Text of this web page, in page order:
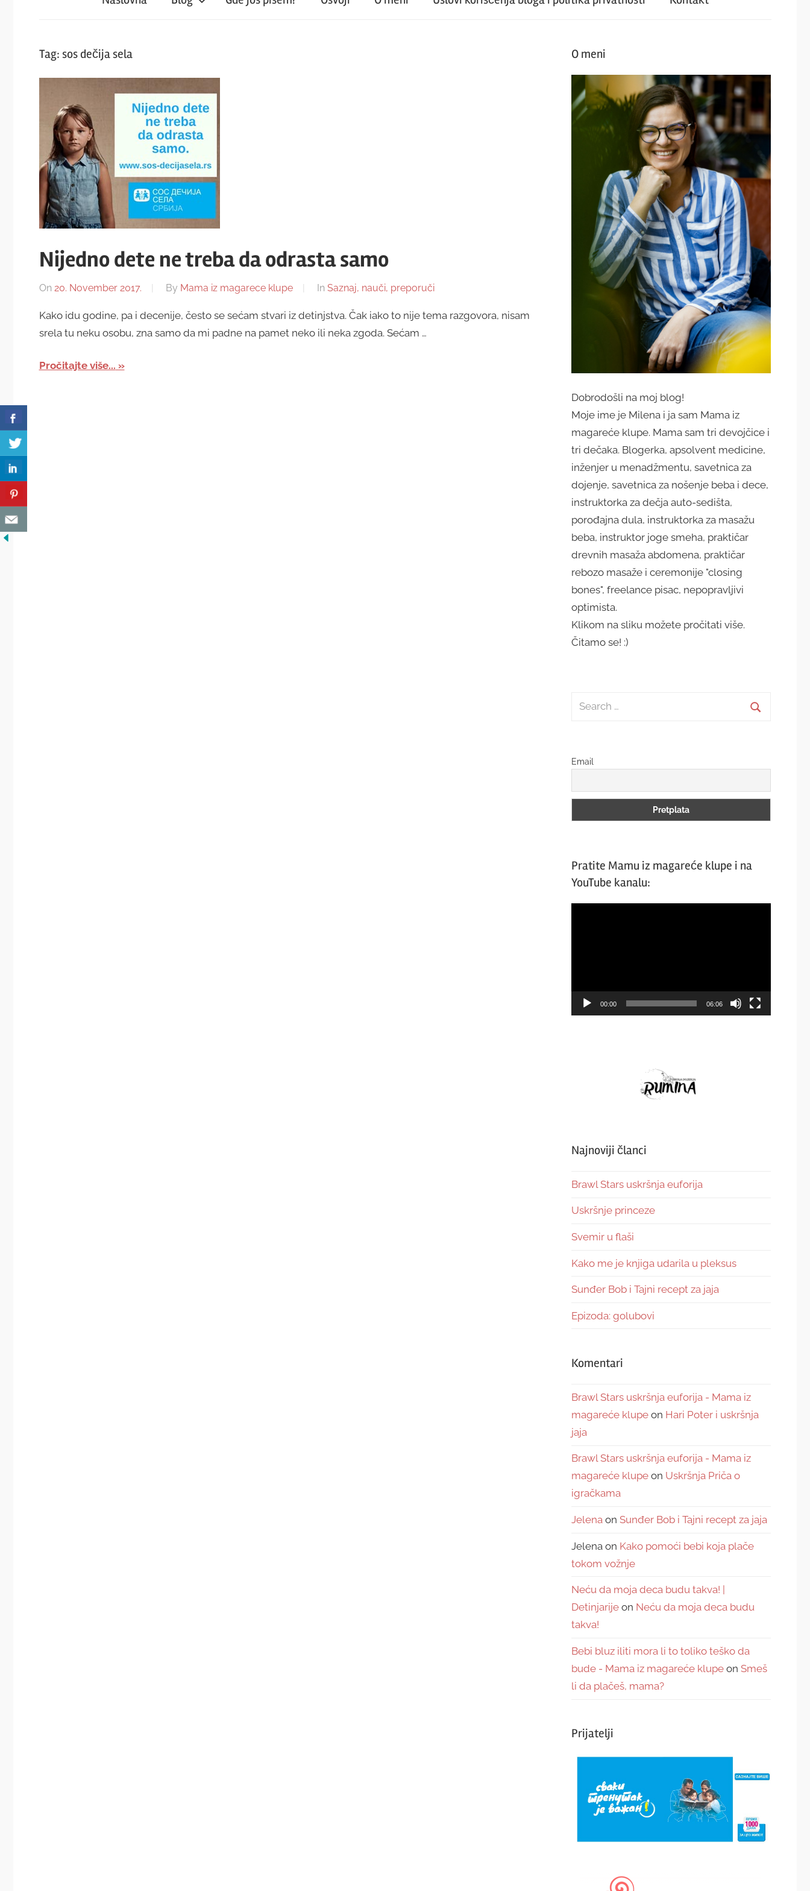
magareće
klupe
Tag: sos dečija sela
Nijedno dete ne treba da odrasta samo
On 20. November 2017. By Mama iz magarece klupe In Saznaj, nauči, preporuči
Kako idu godine, pa i decenije, često se sećam stvari iz detinjstva. Čak iako to nije tema razgovora, nisam
srela tu neku osobu, zna samo da mi padne na pamet neko ili neka zgoda. Sećam …
Pročitajte više...
O meni
Dobrodošli na moj blog!
Moje ime je Milena i ja sam Mama iz
magareće klupe. Mama sam tri devojčice i
tri dečaka. Blogerka, apsolvent medicine,
inženjer u menadžmentu, savetnica za
dojenje, savetnica za nošenje beba i dece,
instruktorka za dečja auto-sedišta,
porođajna dula, instruktorka za masažu
beba, instruktor joge smeha, praktičar
drevnih masaža abdomena, praktičar
rebozo masaže i ceremonije "closing
bones", freelance pisac, nepopravljivi
optimista.
Klikom na sliku možete pročitati više.
Čitamo se! :)
Search
Email
Pratite Mamu iz magareće klupe i na
YouTube kanalu:
00:00 06:06
Najnoviji članci
Brawl Stars uskršnja euforija
Uskršnje princeze
Svemir u flaši
Kako me je knjiga udarila u pleksus
Sunđer Bob i Tajni recept za jaja
Epizoda: golubovi
Komentari
Brawl Stars uskršnja euforija - Mama iz
magareće klupe on Hari Poter i uskršnja
jaja
Brawl Stars uskršnja euforija - Mama iz
magareće klupe on Uskršnja Priča o
igračkama
Jelena on Sunđer Bob i Tajni recept za jaja
Jelena on Kako pomoći bebi koja plače
tokom vožnje
Neću da moja deca budu takva! |
Detinjarije on Neću da moja deca budu
takva!
Bebi bluz iliti mora li to toliko teško da
bude - Mama iz magareće klupe on Smeš
li da plačeš, mama?
Prijatelji